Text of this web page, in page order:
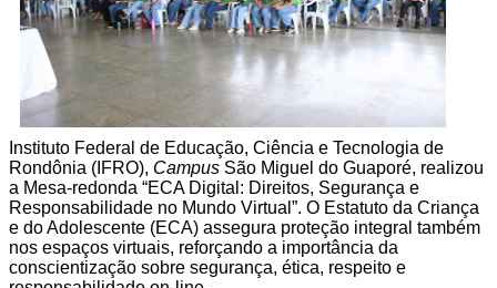
Instituto Federal de Educação, Ciência e Tecnologia de
Rondônia (IFRO), Campus São Miguel do Guaporé, realizou
a Mesa-redonda “ECA Digital: Direitos, Segurança e
Responsabilidade no Mundo Virtual”. O Estatuto da Criança
e do Adolescente (ECA) assegura proteção integral também
nos espaços virtuais, reforçando a importância da
conscientização sobre segurança, ética, respeito e